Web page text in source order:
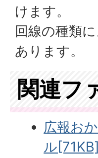
けます。
回線の種類
あります。
関連フ
広報お
ル